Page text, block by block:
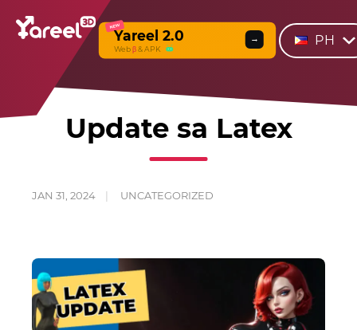
NEW
Yareel 2.0
Webβ & APK
→ PH
Update sa Latex
JAN 31, 2024 UNCATEGORIZED